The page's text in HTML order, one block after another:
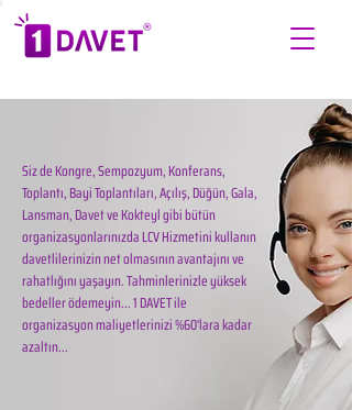
Siz de Kongre, Sempozyum, Konferans,
Toplantı, Bayi Toplantıları, Açılış, Düğün, Gala,
Lansman, Davet ve Kokteyl gibi bütün
organizasyonlarınızda LCV Hizmetini kullanın
davetlilerinizin net olmasının avantajını ve
rahatlığını yaşayın. Tahminlerinizle yüksek
bedeller ödemeyin... 1 DAVET ile
organizasyon maliyetlerinizi %60'lara kadar
azaltın...